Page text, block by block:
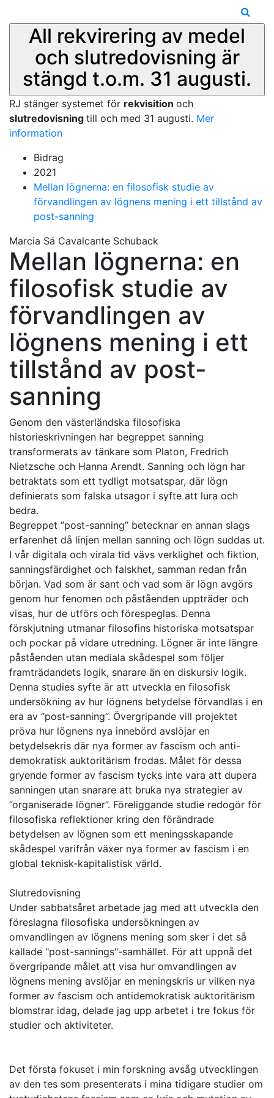
All rekvirering av medel
och slutredovisning är
stängd t.o.m. 31 augusti.
RJ stänger systemet för rekvisition och
slutredovisning till och med 31 augusti. Mer
information
Bidrag
2021
Mellan lögnerna: en filosofisk studie av
förvandlingen av lögnens mening i ett tillstånd av
post-sanning
Marcia Sá Cavalcante Schuback
Mellan lögnerna: en
filosofisk studie av
förvandlingen av
lögnens mening i ett
tillstånd av post-
sanning
Genom den västerländska filosofiska
historieskrivningen har begreppet sanning
transformerats av tänkare som Platon, Fredrich
Nietzsche och Hanna Arendt. Sanning och lögn har
betraktats som ett tydligt motsatspar, där lögn
definierats som falska utsagor i syfte att lura och
bedra.
Begreppet ”post-sanning” betecknar en annan slags
erfarenhet då linjen mellan sanning och lögn suddas ut.
I vår digitala och virala tid vävs verklighet och fiktion,
sanningsfärdighet och falskhet, samman redan från
början. Vad som är sant och vad som är lögn avgörs
genom hur fenomen och påståenden uppträder och
visas, hur de utförs och förespeglas. Denna
förskjutning utmanar filosofins historiska motsatspar
och pockar på vidare utredning. Lögner är inte längre
påståenden utan mediala skådespel som följer
framträdandets logik, snarare än en diskursiv logik.
Denna studies syfte är att utveckla en filosofisk
undersökning av hur lögnens betydelse förvandlas i en
era av ”post-sanning”. Övergripande vill projektet
pröva hur lögnens nya innebörd avslöjar en
betydelsekris där nya former av fascism och anti-
demokratisk auktoritärism frodas. Målet för dessa
gryende former av fascism tycks inte vara att dupera
sanningen utan snarare att bruka nya strategier av
”organiserade lögner”. Föreliggande studie redogör för
filosofiska reflektioner kring den förändrade
betydelsen av lögnen som ett meningsskapande
skådespel varifrån växer nya former av fascism i en
global teknisk-kapitalistisk värld.
Slutredovisning
Under sabbatsåret arbetade jag med att utveckla den
föreslagna filosofiska undersökningen av
omvandlingen av lögnens mening som sker i det så
kallade "post-sannings"-samhället. För att uppnå det
övergripande målet att visa hur omvandlingen av
lögnens mening avslöjar en meningskris ur vilken nya
former av fascism och antidemokratisk auktoritärism
blomstrar idag, delade jag upp arbetet i tre fokus för
studier och aktiviteter.
Det första fokuset i min forskning avsåg utvecklingen
av den tes som presenterats i mina tidigare studier om